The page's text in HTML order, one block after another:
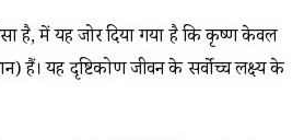
है, में यह जोर दिया गया है कि कृष्ण केवल
हैं। यह दृष्टिकोण जीवन के सर्वोच्च लक्ष्य के